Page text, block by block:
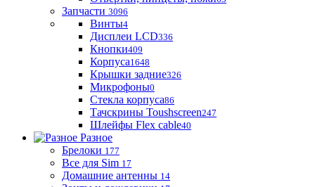
Запчасти 3096
Винты4
Дисплеи LCD336
Кнопки409
Корпуса1648
Крышки задние326
Микрофоны0
Стекла корпуса86
Тачскрины Toushscreen247
Шлейфы Flex cable40
Разное
Брелоки 177
Все для Sim 17
Домашние антенны 14